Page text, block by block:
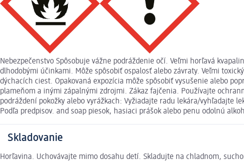
Nebezpečenstvo Spôsobuje vážne podráždenie očí. Veľmi horľavá
dlhodobými účinkami. Môže spôsobiť ospalosť alebo závraty. Veľmi
dýchacích ciest. Opakovaná expozícia môže spôsobiť vysušenie alebo
plameňom a inými zápalnými zdrojmi. Zákaz fajčenia. Používajte
podráždení pokožky alebo vyrážkach: Vyžiadajte radu lekára/vyhľadajte
Podľa predpisov. and soap piesok, hasiaci prášok alebo penu odolnú
Skladovanie
Horľavina. Uchovávajte mimo dosahu detí. Skladujte na chladnom,